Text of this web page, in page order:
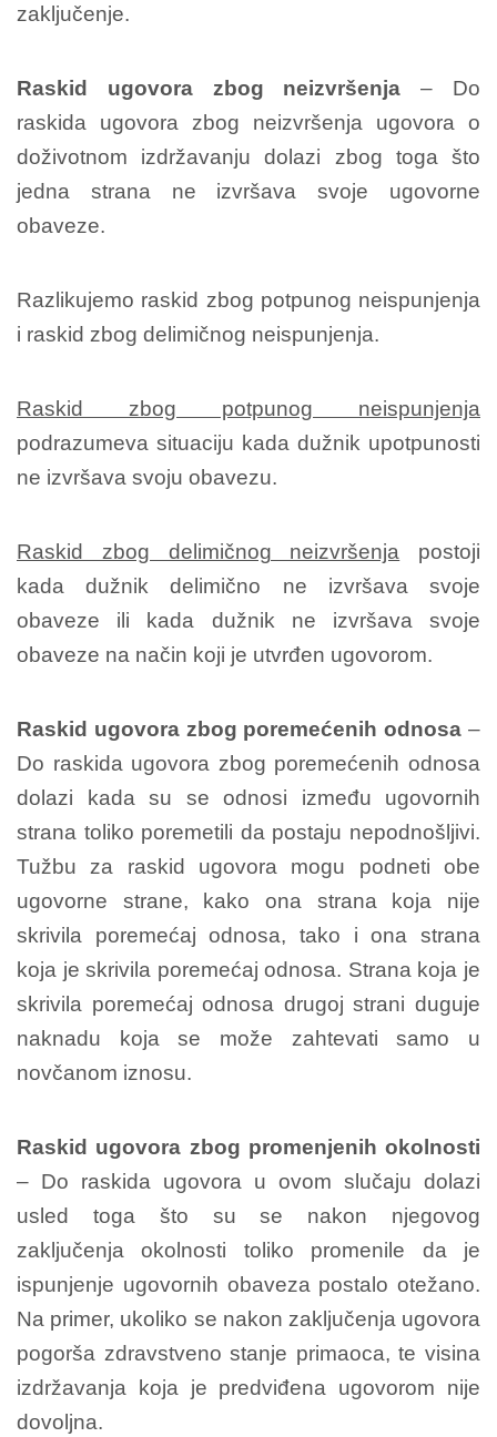
zaključenje.
Raskid ugovora zbog neizvršenja – Do
raskida ugovora zbog neizvršenja ugovora o
doživotnom izdržavanju dolazi zbog toga što
jedna strana ne izvršava svoje ugovorne
obaveze.
Razlikujemo raskid zbog potpunog neispunjenja
i raskid zbog delimičnog neispunjenja.
Raskid zbog potpunog neispunjenja
podrazumeva situaciju kada dužnik upotpunosti
ne izvršava svoju obavezu.
Raskid zbog delimičnog neizvršenja postoji
kada dužnik delimično ne izvršava svoje
obaveze ili kada dužnik ne izvršava svoje
obaveze na način koji je utvrđen ugovorom.
Raskid ugovora zbog poremećenih odnosa –
Do raskida ugovora zbog poremećenih odnosa
dolazi kada su se odnosi između ugovornih
strana toliko poremetili da postaju nepodnošljivi.
Tužbu za raskid ugovora mogu podneti obe
ugovorne strane, kako ona strana koja nije
skrivila poremećaj odnosa, tako i ona strana
koja je skrivila poremećaj odnosa. Strana koja je
skrivila poremećaj odnosa drugoj strani duguje
naknadu koja se može zahtevati samo u
novčanom iznosu.
Raskid ugovora zbog promenjenih okolnosti
– Do raskida ugovora u ovom slučaju dolazi
usled toga što su se nakon njegovog
zaključenja okolnosti toliko promenile da je
ispunjenje ugovornih obaveza postalo otežano.
Na primer, ukoliko se nakon zaključenja ugovora
pogorša zdravstveno stanje primaoca, te visina
izdržavanja koja je predviđena ugovorom nije
dovoljna.